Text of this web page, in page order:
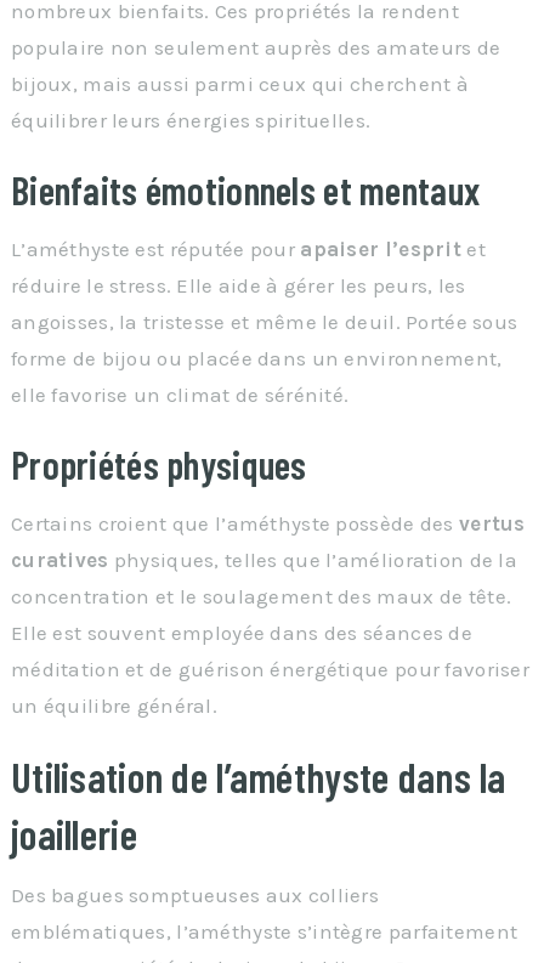
nombreux bienfaits. Ces propriétés la rendent
populaire non seulement auprès des amateurs de
bijoux, mais aussi parmi ceux qui cherchent à
équilibrer leurs énergies spirituelles.
Bienfaits émotionnels et mentaux
L’améthyste est réputée pour apaiser l’espritet
réduire le stress. Elle aide à gérer les peurs, les
angoisses, la tristesse et même le deuil. Portée sous
forme de bijou ou placée dans un environnement,
elle favorise un climat de sérénité.
Propriétés physiques
Certains croient que l’améthyste possède des vertus
curatives physiques, telles que l’amélioration de la
concentration et le soulagement des maux de tête.
Elle est souvent employée dans des séances de
méditation et de guérison énergétique pour favoriser
un équilibre général.
Utilisation de l’améthyste dans la
joaillerie
Des bagues somptueuses aux colliers
emblématiques, l’améthyste s’intègre parfaitement